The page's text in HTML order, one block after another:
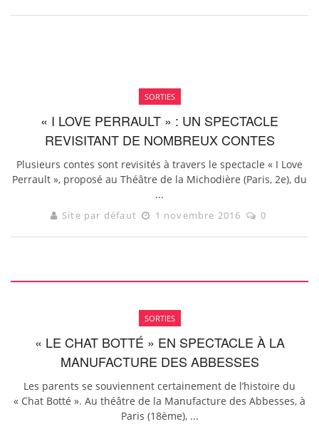
SORTIES
« I LOVE PERRAULT » : UN SPECTACLE
REVISITANT DE NOMBREUX CONTES
Plusieurs contes sont revisités à travers le spectacle « I Love
Perrault », proposé au Théâtre de la Michodière (Paris, 2e), du
...
Site par défaut 1 novembre 2016 0
SORTIES
« LE CHAT BOTTÉ » EN SPECTACLE À LA
MANUFACTURE DES ABBESSES
Les parents se souviennent certainement de l’histoire du
« Chat Botté ». Au théâtre de la Manufacture des Abbesses, à
Paris (18ème), ...